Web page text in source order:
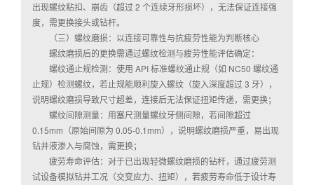
出现螺纹粘扣、崩齿（超过 2 个连续牙形损坏），无法保证连接强
度，需更换接头或钻杆。
（三）螺纹磨损：以连接可靠性与抗疲劳性能为判断核心
螺纹磨损后的更换需通过螺纹检测与疲劳性能评估确定：
螺纹通止规检测：使用 API 标准螺纹通止规（如 NC50 螺纹通
止规）检测螺纹，若止规能顺利旋入螺纹（旋入深度超过 3 牙），
说明螺纹磨损导致尺寸超差，连接后无法保证扭矩传递，需更换；
螺纹间隙测量：用塞尺测量螺纹牙侧间隙，若间隙超过
0.15mm（原始间隙为 0.05-0.1mm），说明螺纹磨损严重，易出现
钻井液渗入与腐蚀，需更换；
疲劳寿命评估：对于已出现轻微螺纹磨损的钻杆，通过疲劳测
试设备模拟钻井工况（交变应力、扭矩），若疲劳寿命低于设计寿